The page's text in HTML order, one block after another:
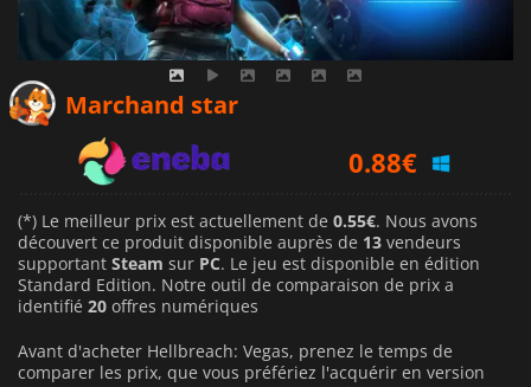
Marchand star
0.88€
5.59€
(*) Le meilleur prix est actuellement de 0.55€. Nous avons
découvert ce produit disponible auprès de 13 vendeurs
supportant Steam sur PC. Le jeu est disponible en édition
Standard Edition. Notre outil de comparaison de prix a
identifié 20 offres numériques
Avant d'acheter Hellbreach: Vegas, prenez le temps de
comparer les prix, que vous préfériez l'acquérir en version